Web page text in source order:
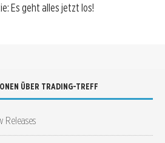
Es geht alles jetzt los!
ÜBER TRADING-TREFF
Releases